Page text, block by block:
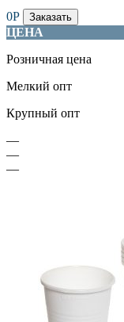
0Р Заказать
ЦЕНА
Розничная цена
Мелкий опт
Крупный опт
—
—
—